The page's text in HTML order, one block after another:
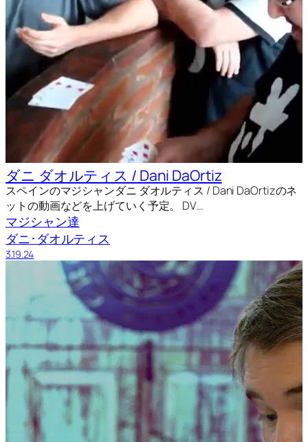
ダニ ダオルティス / Dani DaOrtiz
スペインのマジシャンダニ ダオルティス / Dani DaOrtizのネ
ットの動画などを上げていく予定。 DV…
マジシャン達
ダニ･ダオルティス
3.19.24